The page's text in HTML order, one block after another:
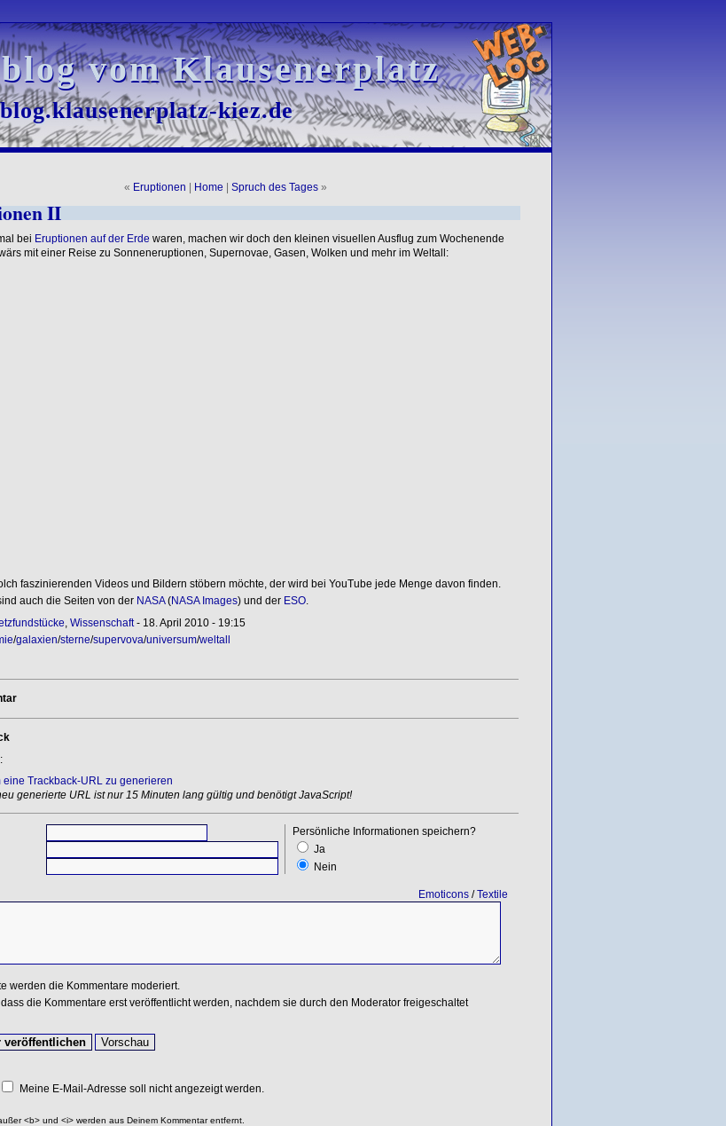
vom Klausenerplatz
vom Klausenerplatz
kiez.de
kiez.de
« Eruptionen Home Spruch des Tages»
II
bei Eruptionen auf der Erde waren, machen wir doch den kleinen visuellen Ausflug zum Wochenende
mit einer Reise zu Sonneneruptionen, Supernovae, Gasen, Wolken und mehr im Weltall:
faszinierenden Videos und Bildern stöbern möchte, der wird bei YouTube jede Menge davon finden.
auch die Seiten von der NASA(NASA Images) und der ESO.
Wissenschaft- 18. April 2010 - 19:15
/galaxien/sterne/supervova/universum/weltall
eine Trackback-URL zu generieren
generierte URL ist nur 15 Minuten lang gültig und benötigt JavaScript!
Persönliche Informationen speichern?
Ja
Nein
Emoticons/Textile
werden die Kommentare moderiert.
die Kommentare erst veröffentlicht werden, nachdem sie durch den Moderator freigeschaltet
Meine E-Mail-Adresse soll nicht angezeigt werden.
<b> und <i> werden aus Deinem Kommentar entfernt.